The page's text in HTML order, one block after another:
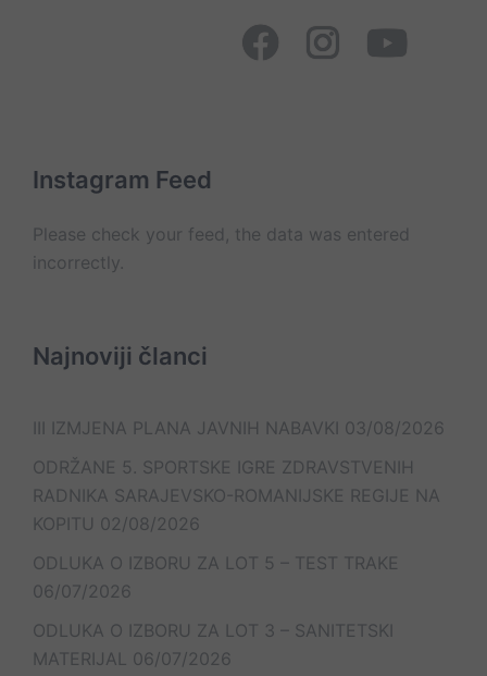
organizacija
jedinice
Ostalo
Oglasna
Social
Facebook
Page
Instagram
Instagram Feed
Please check your feed, the data was entered
incorrectly.
Najnoviji članci
III IZMJENA PLANA JAVNIH NABAVKI 03/08/2026
ODRŽANE 5. SPORTSKE IGRE ZDRAVSTVENIH
RADNIKA SARAJEVSKO-ROMANIJSKE REGIJE NA
KOPITU 02/08/2026
ODLUKA O IZBORU ZA LOT 5 – TEST TRAKE
06/07/2026
ODLUKA O IZBORU ZA LOT 3 – SANITETSKI
MATERIJAL 06/07/2026